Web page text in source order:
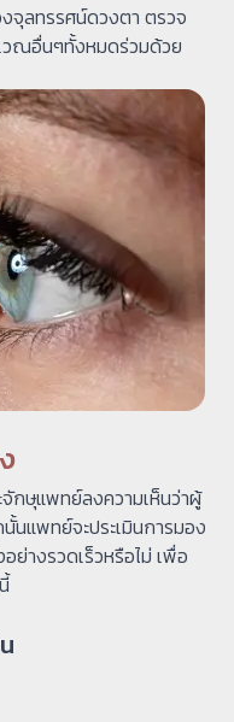
ลทรรศน์ดวงตา ตรวจ
วณอื่นๆทั้งหมดร่วมด้วย
กษุแพทย์ลงความเห็นว่าผู้
นแพทย์จะประเมินการมอง
ย่างรวดเร็วหรือไม่ เพื่อ